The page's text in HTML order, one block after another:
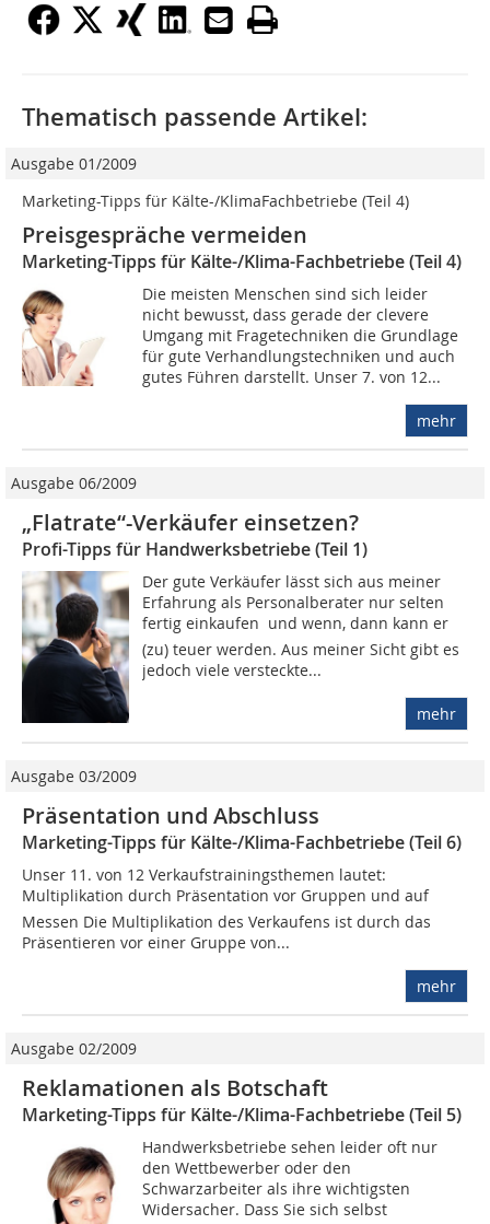
Thematisch passende Artikel:
Ausgabe 01/2009
Marketing-Tipps für Kälte-/KlimaFachbetriebe (Teil 4)
Preisgespräche vermeiden
Marketing-Tipps für Kälte-/Klima-Fachbetriebe (Teil 4)
Die meisten Menschen sind sich leider
nicht bewusst, dass gerade der clevere
Umgang mit Fragetechniken die Grundlage
für gute Verhandlungstechniken und auch
gutes Führen darstellt. Unser 7. von 12...
mehr
Ausgabe 06/2009
„Flatrate“-Verkäufer einsetzen?
Profi-Tipps für Handwerksbetriebe (Teil 1)
Der gute Verkäufer lässt sich aus meiner
Erfahrung als Personalberater nur selten
fertig einkaufen  und wenn, dann kann er
(zu) teuer werden. Aus meiner Sicht gibt es
jedoch viele versteckte...
mehr
Ausgabe 03/2009
Präsentation und Abschluss
Marketing-Tipps für Kälte-/Klima-Fachbetriebe (Teil 6)
Unser 11. von 12 Verkaufstrainingsthemen lautet:
Multiplikation durch Präsentation vor Gruppen und auf
Messen Die Multiplikation des Verkaufens ist durch das
Präsentieren vor einer Gruppe von...
mehr
Ausgabe 02/2009
Reklamationen als Botschaft
Marketing-Tipps für Kälte-/Klima-Fachbetriebe (Teil 5)
Handwerksbetriebe sehen leider oft nur
den Wettbewerber oder den
Schwarzarbeiter als ihre wichtigsten
Widersacher. Dass Sie sich selbst